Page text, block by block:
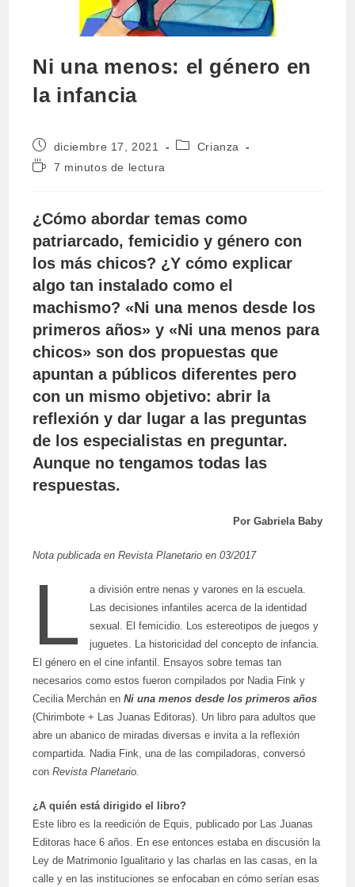
Ni una menos: el género en
la infancia
Publicación
de
la
diciembre 17, 2021
Categoría
Crianza
Tiempo7 minutos de lectura
¿Cómo abordar temas como
patriarcado, femicidio y género con
los más chicos? ¿Y cómo explicar
algo tan instalado como el
machismo? «Ni una menos desde los
primeros años» y «Ni una menos para
chicos» son dos propuestas que
apuntan a públicos diferentes pero
con un mismo objetivo: abrir la
reflexión y dar lugar a las preguntas
de los especialistas en preguntar.
Aunque no tengamos todas las
respuestas.
Por Gabriela Baby
Nota publicada en Revista Planetario en 03/2017
L
a división entre nenas y varones en la escuela.
Las decisiones infantiles acerca de la identidad
sexual. El femicidio. Los estereotipos de juegos y
juguetes. La historicidad del concepto de infancia.
El género en el cine infantil. Ensayos sobre temas tan
necesarios como estos fueron compilados por Nadia Fink y
Cecilia Merchán enNi una menos desde los primeros años
(Chirimbote + Las Juanas Editoras). Un libro para adultos que
abre un abanico de miradas diversas e invita a la reflexión
compartida. Nadia Fink, una de las compiladoras, conversó
conRevista Planetario.
¿A quién está dirigido el libro?
Este libro es la reedición de Equis, publicado por Las Juanas
Editoras hace 6 años. En ese entonces estaba en discusión la
Ley de Matrimonio Igualitario y las charlas en las casas, en la
calle y en las instituciones se enfocaban en cómo serían esas